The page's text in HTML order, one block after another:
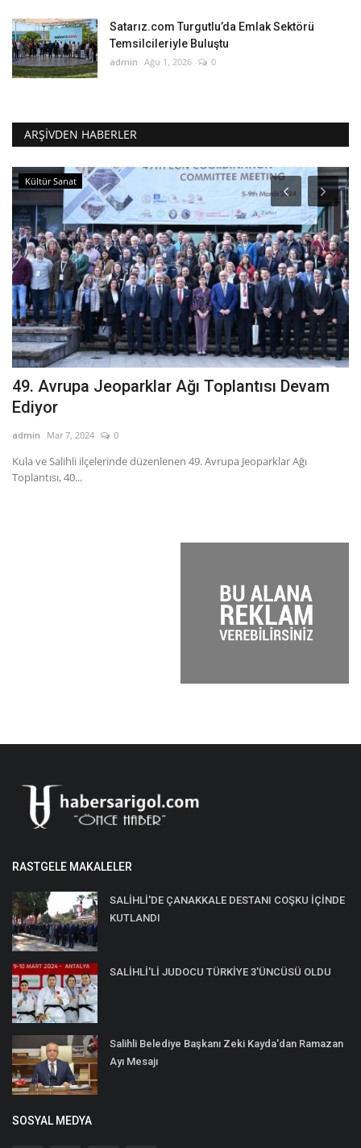
Satarız.com Turgutlu’da Emlak Sektörü
Temsilcileriyle Buluştu
admin Ağu 1, 2026 0
ARŞIVDEN HABERLER
Kültür Sanat
49. Avrupa Jeoparklar Ağı Toplantısı Devam
Ediyor
admin Mar 7, 2024 0
Kula ve Salihli ilçelerinde düzenlenen 49. Avrupa Jeoparklar Ağı
Toplantısı, 40...
RASTGELE MAKALELER
SALİHLİ'DE ÇANAKKALE DESTANI COŞKU İÇİNDE
KUTLANDI
SALİHLİ'Lİ JUDOCU TÜRKİYE 3'ÜNCÜSÜ OLDU
Salihli Belediye Başkanı Zeki Kayda'dan Ramazan
Ayı Mesajı
SOSYAL MEDYA